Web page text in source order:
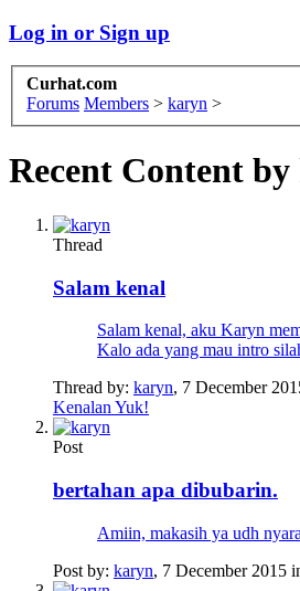
Log in or Sign up
Curhat.com
Forums Members > karyn >
Recent Content
Thread
Salam kenal
Salam kenal, aku Karyn
Kalo ada yang mau intro
Thread by: karyn, 7 December
Kenalan Yuk!
Post
bertahan apa dibubarin.
Amiin, makasih ya udh
Post by: karyn, 7 December 2015